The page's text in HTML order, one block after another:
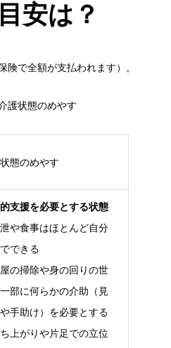
安は？
で全額が支払われます）。
護状態のめやす
態のめやす
支援を必要とする状態
泄や食事はほとんど自分
できる
屋の掃除や身の回りの世
部に何らかの介助（見
手助け）を必要とする
ち上がりや片足での立位